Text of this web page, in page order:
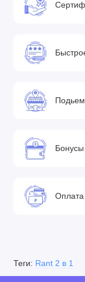
Подьем
Теги: Rant 2 в 1